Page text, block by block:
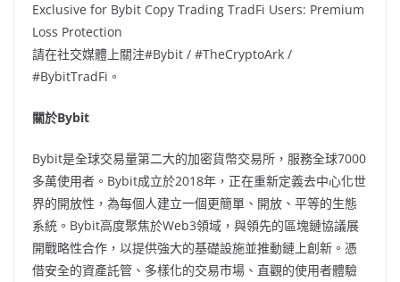
Exclusive for Bybit Copy Trading TradFi Users: Premium
Loss Protection
請在社交媒體上關注#Bybit / #TheCryptoArk /
#BybitTradFi。
關於Bybit
Bybit是全球交易量第二大的加密貨幣交易所，服務全球7000
多萬使用者。Bybit成立於2018年，正在重新定義去中心化世
界的開放性，為每個人建立一個更簡單、開放、平等的生態
系統。Bybit高度聚焦於Web3領域，與領先的區塊鏈協議展
開戰略性合作，以提供強大的基礎設施並推動鏈上創新。憑
借安全的資產託管、多樣化的交易市場、直觀的使用者體驗